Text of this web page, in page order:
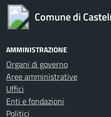
Comune di
AMMINISTRAZIONE
Organi di governo
Aree amministrative
Uffici
Enti e fondazioni
Politici